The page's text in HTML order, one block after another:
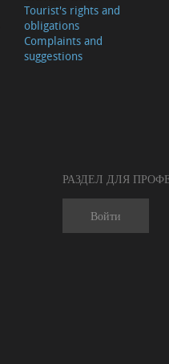
Tourist's rights and
obligations
Complaints and
suggestions
РАЗДЕЛ ДЛЯ
Войти